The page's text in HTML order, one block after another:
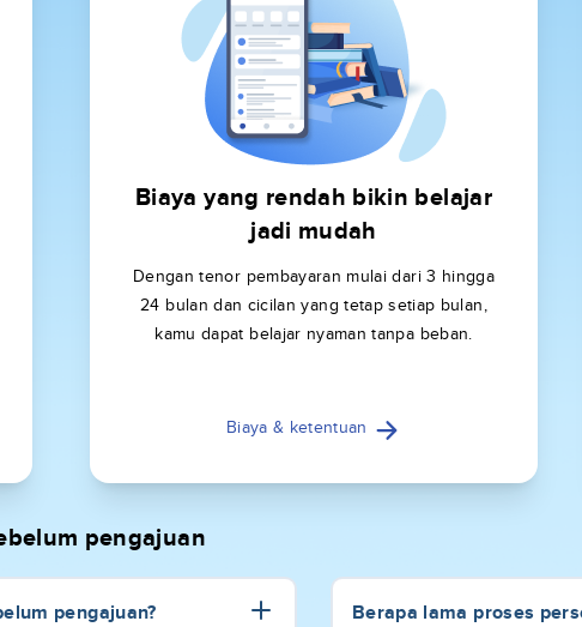
Biaya yang rendah bikin belajar
jadi mudah
Dengan tenor pembayaran mulai dari 3 hingga
24 bulan dan cicilan yang tetap setiap bulan,
kamu dapat belajar nyaman tanpa beban.
Biaya & ketentuan
pengajuan
pengajuan? Berapa lama proses